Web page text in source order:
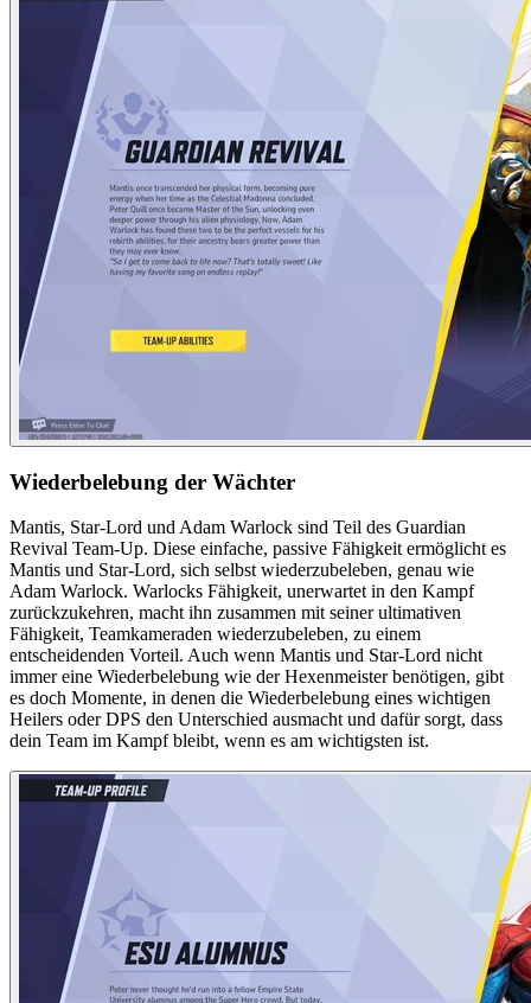
Wiederbelebung der Wächter
Mantis, Star-Lord und Adam Warlock sind Teil des Guardian
Revival Team-Up. Diese einfache, passive Fähigkeit ermöglicht es
Mantis und Star-Lord, sich selbst wiederzubeleben, genau wie
Adam Warlock. Warlocks Fähigkeit, unerwartet in den Kampf
zurückzukehren, macht ihn zusammen mit seiner ultimativen
Fähigkeit, Teamkameraden wiederzubeleben, zu einem
entscheidenden Vorteil. Auch wenn Mantis und Star-Lord nicht
immer eine Wiederbelebung wie der Hexenmeister benötigen, gibt
es doch Momente, in denen die Wiederbelebung eines wichtigen
Heilers oder DPS den Unterschied ausmacht und dafür sorgt, dass
dein Team im Kampf bleibt, wenn es am wichtigsten ist.